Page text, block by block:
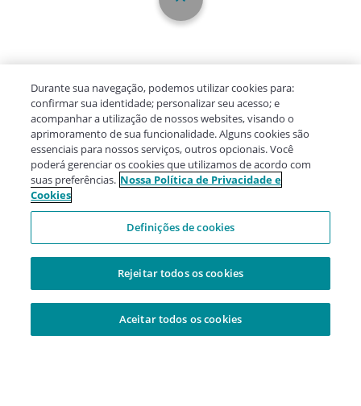
Durante sua navegação, podemos utilizar cookies para:
confirmar sua identidade; personalizar seu acesso; e
acompanhar a utilização de nossos websites, visando o
aprimoramento de sua funcionalidade. Alguns cookies são
essenciais para nossos serviços, outros opcionais. Você
poderá gerenciar os cookies que utilizamos de acordo com
suas preferências. Nossa Política de Privacidade e
Cookies
Definições de cookies
Rejeitar todos os cookies
Aceitar todos os cookies